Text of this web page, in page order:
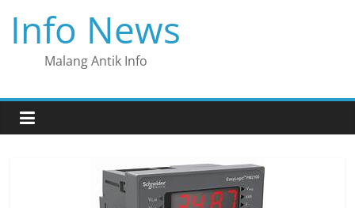
content
Info News
Malang Antik Info